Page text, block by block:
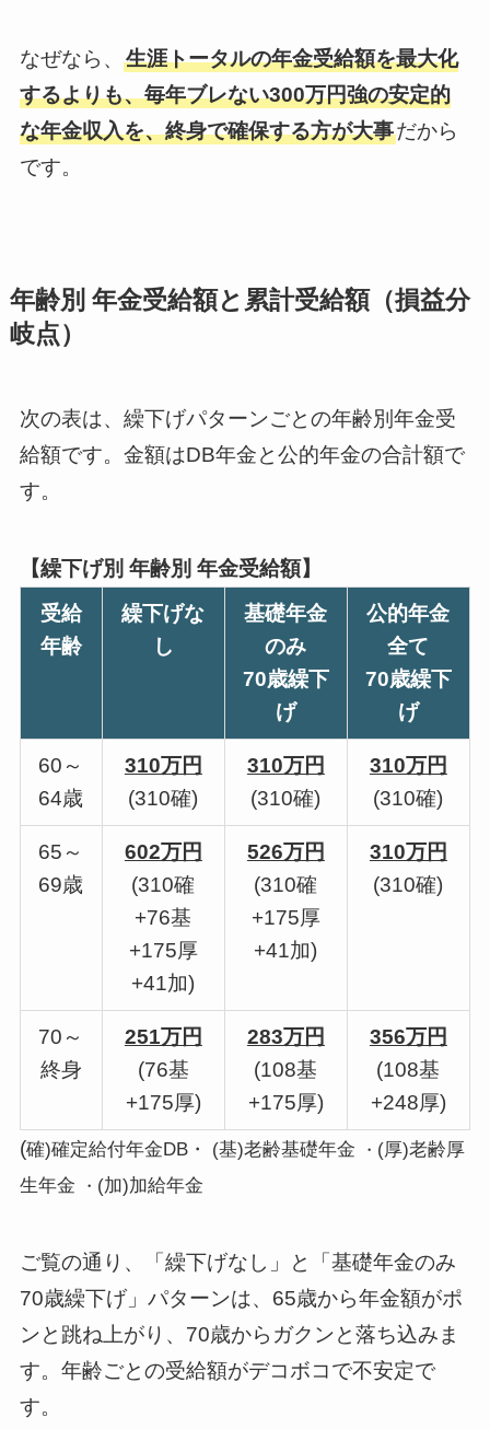
なぜなら、 生涯トータルの年金受給額を最大化
するよりも、毎年ブレない300万円強の安定的
な年金収入を、終身で確保する方が大事だから
です。
年齢別 年金受給額と累計受給額（損益分
岐点）
次の表は、繰下げパターンごとの年齢別年金受
給額です。金額はDB年金と公的年金の合計額で
す。
【繰下げ別 年齢別 年金受給額】
受給
年齢
繰下げな
し
基礎年金
のみ
70歳繰下
げ
公的年金
全て
70歳繰下
げ
60～
64歳
310万円
(310確)
310万円
(310確)
310万円
(310確)
65～
69歳
602万円
(310確
+76基
+175厚
+41加)
526万円
(310確
+175厚
+41加)
310万円
(310確)
70～
終身
251万円
(76基
+175厚)
283万円
(108基
+175厚)
356万円
(108基
+248厚)
(確)確定給付年金DB・ (基)老齢基礎年金 ・ (厚)老齢厚
生年金
・ (加)加給年金
ご覧の通り、「繰下げなし」と「基礎年金のみ
70歳繰下げ」パターンは、65歳から年金額がポ
ンと跳ね上がり、70歳からガクンと落ち込みま
す。年齢ごとの受給額がデコボコで不安定で
す。